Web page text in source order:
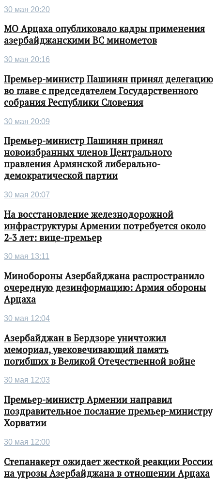
30 мая 20:20
МО Арцаха опубликовало кадры применения
азербайджанскими ВС минометов
30 мая 20:16
Премьер-министр Пашинян принял делегацию
во главе с председателем Государственного
собрания Республики Словения
30 мая 20:09
Премьер-министр Пашинян принял
новоизбранных членов Центрального
правления Армянской либерально-
демократической партии
30 мая 20:07
На восстановление железнодорожной
инфраструктуры Армении потребуется около
2-3 лет: вице-премьер
30 мая 13:11
Минобороны Азербайджана распространило
очередную дезинформацию: Армия обороны
Арцаха
30 мая 12:04
Азербайджан в Бердзоре уничтожил
мемориал, увековечивающий память
погибших в Великой Отечественной войне
30 мая 12:03
Премьер-министр Армении направил
поздравительное послание премьер-министру
Хорватии
30 мая 12:00
Степанакерт ожидает жесткой реакции России
на угрозы Азербайджана в отношении Арцаха